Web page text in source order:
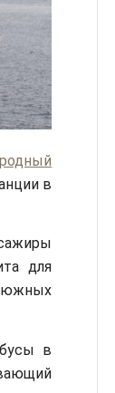
в
для
в